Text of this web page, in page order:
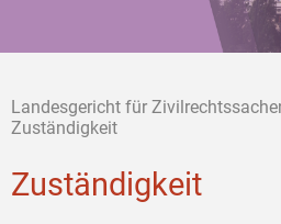
Landesgericht für
Zuständigkeit
Zuständigkeit